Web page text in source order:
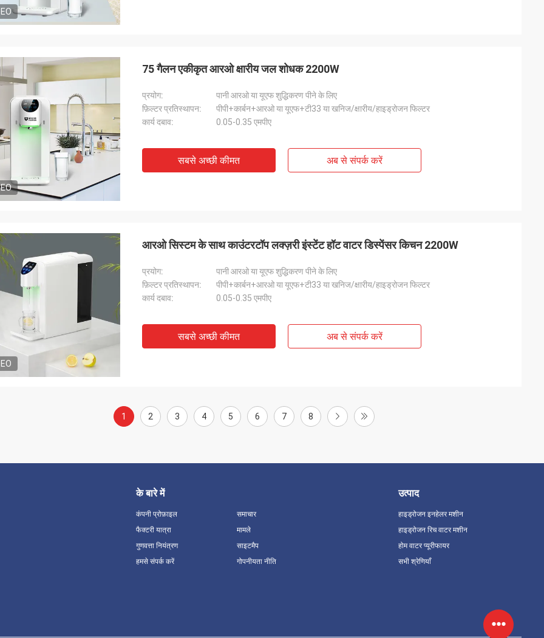
75 गैलन एकीकृत आरओ क्षारीय जल शोधक 2200W
प्रयोग:
पानी आरओ या यूएफ शुद्धिकरण पीने के लिए
फ़िल्टर प्रतिस्थापन:
पीपी+कार्बन+आरओ या यूएफ+टी33 या खनिज/क्षारीय/हाइड्रोजन फिल्टर
कार्य दबाव:
0.05-0.35 एमपीए
सबसे अच्छी कीमत अब से संपर्क करें
आरओ सिस्टम के साथ काउंटरटॉप लक्ज़री इंस्टेंट हॉट वाटर डिस्पेंसर किचन 2200W
प्रयोग:
पानी आरओ या यूएफ शुद्धिकरण पीने के लिए
फ़िल्टर प्रतिस्थापन:
पीपी+कार्बन+आरओ या यूएफ+टी33 या खनिज/क्षारीय/हाइड्रोजन फिल्टर
कार्य दबाव:
0.05-0.35 एमपीए
सबसे अच्छी कीमत अब से संपर्क करें
1 2 3 4 5 6 7 8
के बारे में
कंपनी प्रोफ़ाइल
फैक्टरी यात्रा
गुणवत्ता नियंत्रण
हमसे संपर्क करें
समाचार
मामले
साइटमैप
गोपनीयता नीति
उत्पाद
हाइड्रोजन इनहेलर मशीन
हाइड्रोजन रिच वाटर मशीन
होम वाटर प्यूरीफायर
सभी श्रेणियाँ